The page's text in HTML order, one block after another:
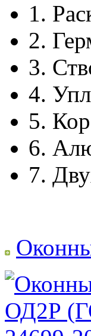
1.
2.
3.
4.
5.
6.
7.